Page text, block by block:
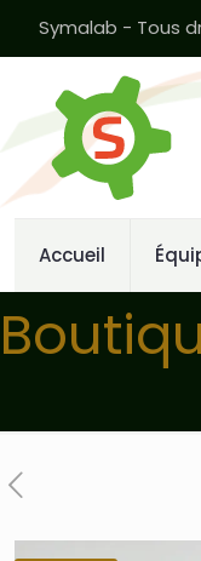
Symalab - Tous
Accueil